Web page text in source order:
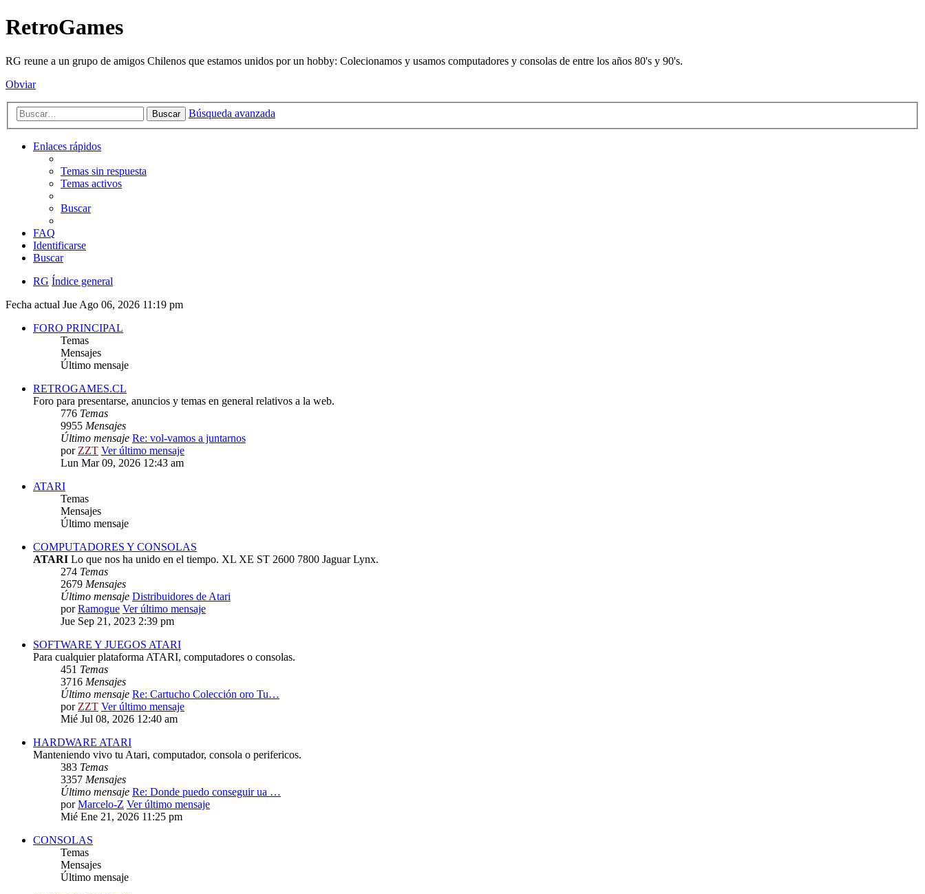
RetroGames
RG reune a un grupo de amigos Chilenos que estamos unidos por un hobby: Colecionamos y usamos computadores y consolas de entre los años 80's y 90's.
Obviar
Buscar Búsqueda avanzada
Enlaces rápidos
Temas sin respuesta
Temas activos
Buscar
FAQ
Identificarse
Buscar
RG Índice general
Fecha actual Jue Ago 06, 2026 11:19 pm
FORO PRINCIPAL
Temas
Mensajes
Último mensaje
RETROGAMES.CL
Foro para presentarse, anuncios y temas en general relativos a la web.
776 Temas
9955 Mensajes
Último mensaje Re: vol-vamos a juntarnos
porZZT Ver último mensaje
Lun Mar 09, 2026 12:43 am
ATARI
Temas
Mensajes
Último mensaje
COMPUTADORES Y CONSOLAS
ATARI Lo que nos ha unido en el tiempo. XL XE ST 2600 7800 Jaguar Lynx.
274 Temas
2679 Mensajes
Último mensaje Distribuidores de Atari
porRamogue Ver último mensaje
Jue Sep 21, 2023 2:39 pm
SOFTWARE Y JUEGOS ATARI
Para cualquier plataforma ATARI, computadores o consolas.
451 Temas
3716 Mensajes
Último mensaje Re: Cartucho Colección oro Tu…
porZZT Ver último mensaje
Mié Jul 08, 2026 12:40 am
HARDWARE ATARI
Manteniendo vivo tu Atari, computador, consola o perifericos.
383 Temas
3357 Mensajes
Último mensaje Re: Donde puedo conseguir ua …
porMarcelo-Z Ver último mensaje
Mié Ene 21, 2026 11:25 pm
CONSOLAS
Temas
Mensajes
Último mensaje